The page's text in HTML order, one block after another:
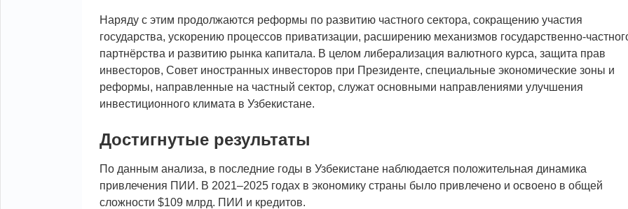
Наряду с этим продолжаются реформы по развитию частного сектора, сокращению участия
государства, ускорению процессов приватизации, расширению механизмов государственно-
партнёрства и развитию рынка капитала. В целом либерализация валютного курса, защита прав
инвесторов, Совет иностранных инвесторов при Президенте, специальные экономические зоны и
реформы, направленные на частный сектор, служат основными направлениями улучшения
инвестиционного климата в Узбекистане.
Достигнутые результаты
По данным анализа, в последние годы в Узбекистане наблюдается положительная динамика
привлечения ПИИ. В 2021–2025 годах в экономику страны было привлечено и освоено в общей
сложности $109 млрд. ПИИ и кредитов.